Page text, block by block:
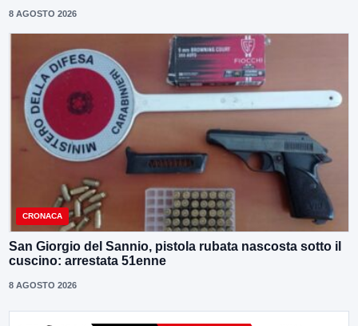
8 AGOSTO 2026
CRONACA
San Giorgio del Sannio, pistola rubata nascosta sotto il
cuscino: arrestata 51enne
8 AGOSTO 2026